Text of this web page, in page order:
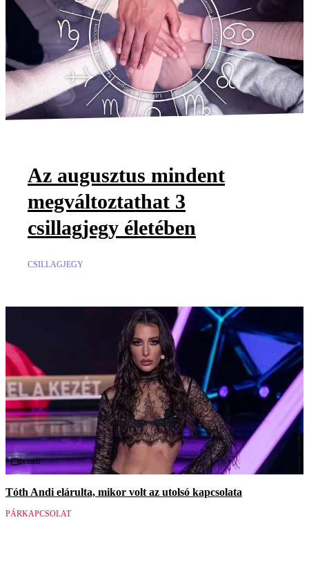
Az augusztus mindent
megváltoztathat 3
csillagjegy életében
CSILLAGJEGY
Videó
Tóth Andi elárulta, mikor volt az utolsó kapcsolata
PÁRKAPCSOLAT